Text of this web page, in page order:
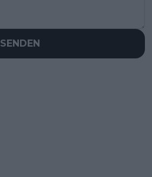
SENDEN